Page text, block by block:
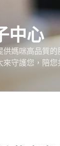
中心
媽咪高品質
守護您，陪您